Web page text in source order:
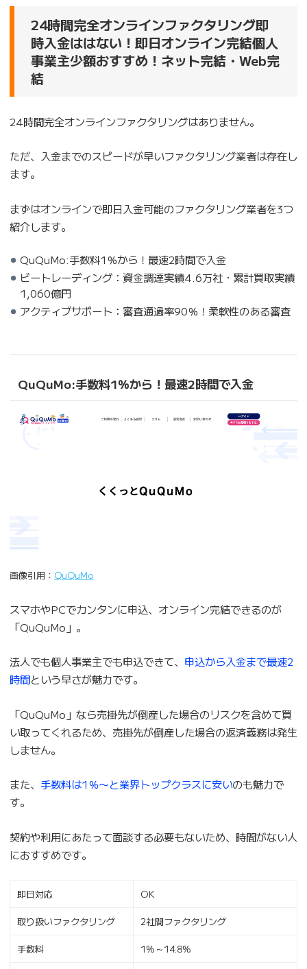
24時間完全オンラインファクタリング即
時入金ははない！即日オンライン完結個人
事業主少額おすすめ！ネット完結・Web完
結
24時間完全オンラインファクタリングはありません。
ただ、入金までのスピードが早いファクタリング業者は存在し
ます。
まずはオンラインで即日入金可能のファクタリング業者を3つ
紹介します。
QuQuMo:手数料1％から！最速2時間で入金
ビートレーディング：資金調達実績4.6万社・累計買取実績
1,060億円
アクティブサポート：審査通過率90％！柔軟性のある審査
QuQuMo:手数料1％から！最速2時間で入金
画像引用： QuQuMo
スマホやPCでカンタンに申込、オンライン完結できるのが
「QuQuMo」。
法人でも個人事業主でも申込できて、 申込から入金まで最速2
時間という早さが魅力です。
「QuQuMo」なら売掛先が倒産した場合のリスクを含めて買
い取ってくれるため、売掛先が倒産した場合の返済義務は発生
しません。
また、 手数料は1％〜と業界トップクラスに安いのも魅力で
す。
契約や利用にあたって面談する必要もないため、時間がない人
におすすめです。
即日対応 OK
取り扱いファクタリング 2社間ファクタリング
手数料 1%～14.8%